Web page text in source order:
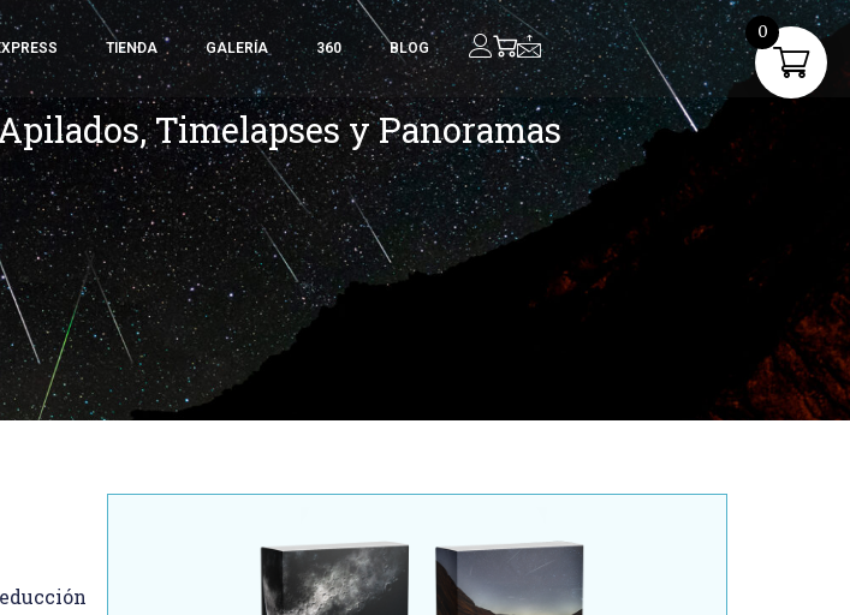
TIENDA GALERÍA 360 BLOG
Timelapses y Panoramas
0